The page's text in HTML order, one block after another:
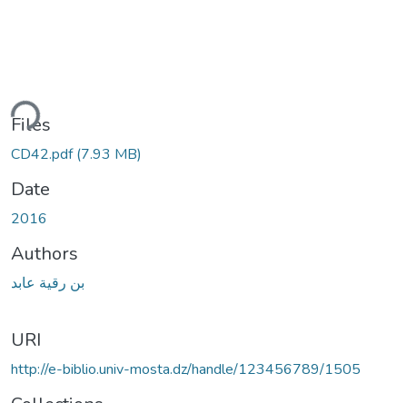
Files
CD42.pdf(7.93 MB)
Date
2016
Authors
بن رقية عابد
URI
http://e-biblio.univ-mosta.dz/handle/123456789/1505